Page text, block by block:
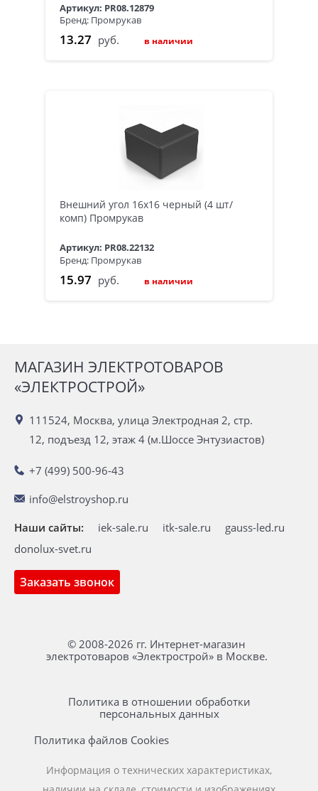
Артикул: PR08.12879
Бренд: Промрукав
13.27 руб. в наличии
Внешний угол 16х16 черный (4 шт/
комп) Промрукав
Артикул: PR08.22132
Бренд: Промрукав
15.97 руб. в наличии
МАГАЗИН ЭЛЕКТРОТОВАРОВ
«ЭЛЕКТРОСТРОЙ»
111524, Москва, улица Электродная 2, стр.
12, подъезд 12, этаж 4 (м.Шоссе Энтузиастов)
+7 (499) 500-96-43
info@elstroyshop.ru
Заказать звонок
Наши сайты: iek-sale.ru itk-sale.ru
gauss-led.ru
donolux-svet.ru
© 2008-2026 гг. Интернет-магазин
электротоваров «Электрострой» в Москве.
Политика в отношении обработки
персональных данных
Политика файлов Cookies
Информация о технических характеристиках,